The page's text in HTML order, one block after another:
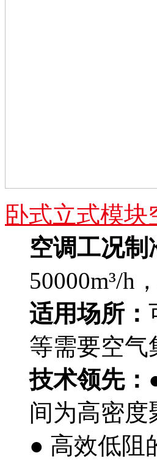
卧式立式模
空调工况制
50000m³/h
适用场所：
等需要空气
技术领先：
间为高密度
● 高效低阻